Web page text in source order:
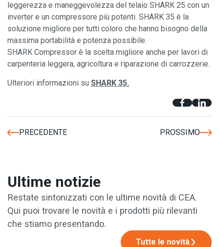
leggerezza e maneggevolezza del telaio SHARK 25 con un
inverter e un compressore più potenti. SHARK 35 è la
soluzione migliore per tutti coloro che hanno bisogno della
massima portabilità e potenza possibile.
SHARK Compressor è la scelta migliore anche per lavori di
carpenteria leggera, agricoltura e riparazione di carrozzerie.
Ulteriori informazioni su SHARK 35.
PRECEDENTE PROSSIMO
Ultime notizie
Restate sintonizzati con le ultime novità di CEA.
Qui puoi trovare le novità e i prodotti più rilevanti
che stiamo presentando.
Tutte le novità